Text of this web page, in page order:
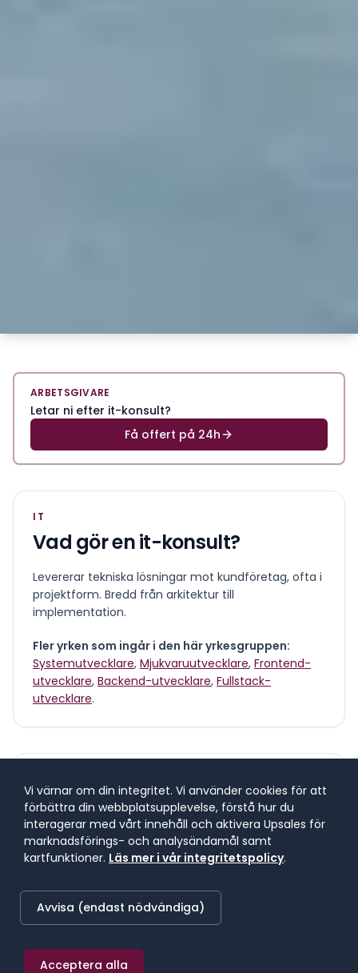
ARBETSGIVARE
Letar ni efter it-konsult?
Få offert på 24h
IT
Vad gör enit-konsult?
Levererar tekniska lösningar mot kundföretag, ofta i
projektform. Bredd från arkitektur till
implementation.
Fler yrken som ingår i den här yrkesgruppen:
Systemutvecklare, Mjukvaruutvecklare, Frontend-
utvecklare, Backend-utvecklare, Fullstack-
utvecklare.
Vad tjänar enit-konsult?
Lönespann för yrkesgruppen
Lönespannet visar 25:e till 75:e percentilen, där 50 %
av lönerna i yrket ligger. 25 % tjänar mindre, 25 %
tjänar mer. Median markerar mittpunkten.
Vi värnar om din integritet. Vi använder cookies för att
förbättra din webbplatsupplevelse, förstå hur du
interagerar med vårt innehåll och aktivera Upsales för
marknadsförings- och analysändamål samt
kartfunktioner. Läs mer i vår integritetspolicy.
Avvisa (endast nödvändiga)
Acceptera alla